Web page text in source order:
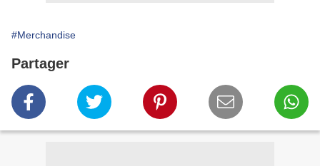
#Merchandise
Partager